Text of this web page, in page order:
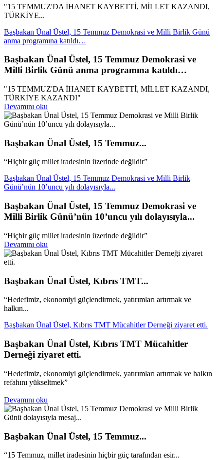
"15 TEMMUZ'DA İHANET KAYBETTİ, MİLLET KAZANDI,
TÜRKİYE...
Başbakan Ünal Üstel, 15 Temmuz Demokrasi ve Milli Birlik Günü
anma programına katıldı…
Başbakan Ünal Üstel, 15 Temmuz Demokrasi ve
Milli Birlik Günü anma programına katıldı…
"15 TEMMUZ'DA İHANET KAYBETTİ, MİLLET KAZANDI,
TÜRKİYE KAZANDI"
Devamını oku
Başbakan Ünal Üstel, 15 Temmuz...
“Hiçbir güç millet iradesinin üzerinde değildir”
Başbakan Ünal Üstel, 15 Temmuz Demokrasi ve Milli Birlik
Günü’nün 10’uncu yılı dolayısıyla...
Başbakan Ünal Üstel, 15 Temmuz Demokrasi ve
Milli Birlik Günü’nün 10’uncu yılı dolayısıyla...
“Hiçbir güç millet iradesinin üzerinde değildir”
Devamını oku
Başbakan Ünal Üstel, Kıbrıs TMT...
“Hedefimiz, ekonomiyi güçlendirmek, yatırımları artırmak ve
halkın...
Başbakan Ünal Üstel, Kıbrıs TMT Mücahitler Derneği ziyaret etti.
Başbakan Ünal Üstel, Kıbrıs TMT Mücahitler
Derneği ziyaret etti.
“Hedefimiz, ekonomiyi güçlendirmek, yatırımları artırmak ve halkın
refahını yükseltmek”
Devamını oku
Başbakan Ünal Üstel, 15 Temmuz...
“15 Temmuz, millet iradesinin hiçbir güç tarafından esir...